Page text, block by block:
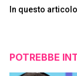
In questo
POTREBBE